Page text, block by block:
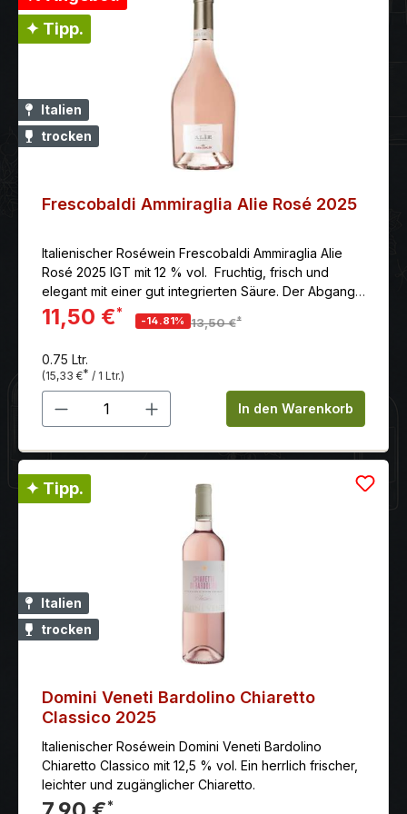
✦ Tipp.
Italien
trocken
Frescobaldi Ammiraglia Alie Rosé 2025
Italienischer Roséwein Frescobaldi Ammiraglia Alie
Rosé 2025 IGT mit 12 % vol. Fruchtig, frisch und
elegant mit einer gut integrierten Säure. Der Abgang
ist lang und anhaltend.
11,50 €*
-14.81% 13,50 €*
0.75 Ltr.
(15,33 €* / 1 Ltr.)
Produkt Anzahl: Gib denIn den Warenkorb
✦ Tipp.
Italien
trocken
Domini Veneti Bardolino Chiaretto
Classico 2025
Italienischer Roséwein Domini Veneti Bardolino
Chiaretto Classico mit 12,5 % vol. Ein herrlich frischer,
leichter und zugänglicher Chiaretto.
*